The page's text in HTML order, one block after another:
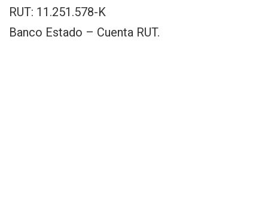
RUT: 11.251.578-K
Banco Estado – Cuenta RUT.